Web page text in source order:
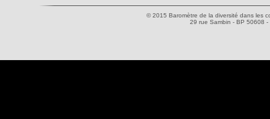
© 2015 Baromètre de la diversité dans les
29 rue Sambin - BP 50608